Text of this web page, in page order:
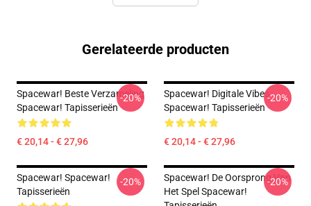
Gerelateerde producten
Spacewar! Beste Verzameling
Spacewar! Tapisserieën
€ 20,14 - € 27,96
-20%
Spacewar! Digitale Vibes
Spacewar! Tapisserieën
€ 20,14 - € 27,96
-20%
Spacewar! Spacewar!
Tapisserieën
-20%
Spacewar! De Oorsprong Van
Het Spel Spacewar!
-20%